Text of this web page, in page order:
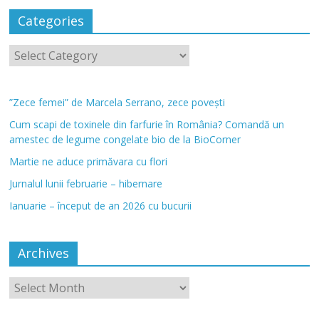
Categories
”Zece femei” de Marcela Serrano, zece povești
Cum scapi de toxinele din farfurie în România? Comandă un
amestec de legume congelate bio de la BioCorner
Martie ne aduce primăvara cu flori
Jurnalul lunii februarie – hibernare
Ianuarie – început de an 2026 cu bucurii
Archives